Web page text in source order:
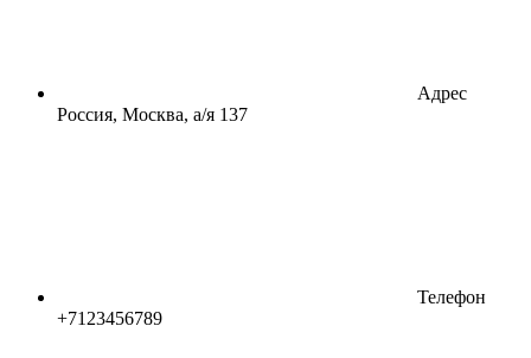
Адрес
Россия, Москва, а/я 137
Телефон
+7123456789